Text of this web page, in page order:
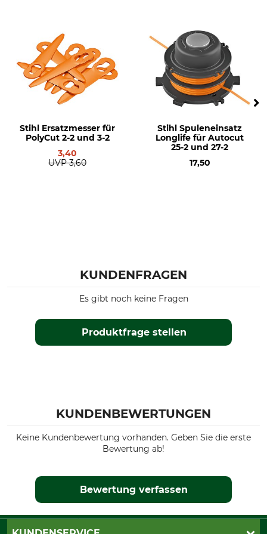
Stihl Ersatzmesser für
PolyCut 2-2 und 3-2
3,40
UVP 3,60
Stihl Spuleneinsatz
Longlife für Autocut
25-2 und 27-2
17,50
KUNDENFRAGEN
Produktfrage stellen
Es gibt noch keine Fragen
KUNDENBEWERTUNGEN
Keine Kundenbewertung vorhanden. Geben Sie die erste
Bewertung ab!
Bewertung verfassen